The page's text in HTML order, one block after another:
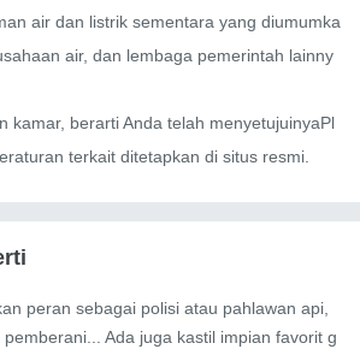
air dan listrik sementara yang diumumka
air, dan lembaga pemerintah lainny
kamar, berarti Anda telah menyetujuinyaPl
terkait ditetapkan di situs resmi.
peran sebagai polisi atau pahlawan api,
Ada juga kastil impian favorit g